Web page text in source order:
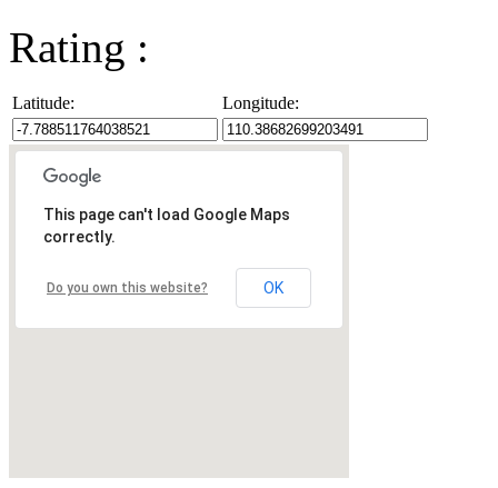
Rating :
Latitude: Longitude:
This page can't load Google Maps
correctly.
Do you own this website? OK